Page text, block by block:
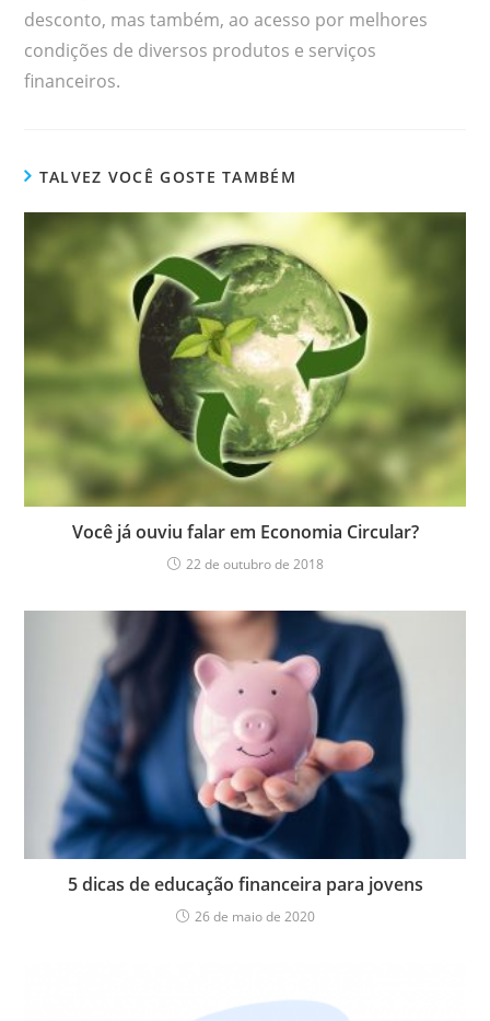
desconto, mas também, ao acesso por melhores
condições de diversos produtos e serviços
financeiros.
TALVEZ VOCÊ GOSTE TAMBÉM
Você já ouviu falar em Economia Circular?
22 de outubro de 2018
5 dicas de educação financeira para jovens
26 de maio de 2020